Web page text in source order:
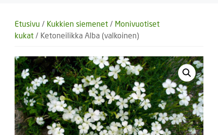
Etusivu / Kukkien siemenet / Monivuotiset
kukat / Ketoneilikka Alba (valkoinen)